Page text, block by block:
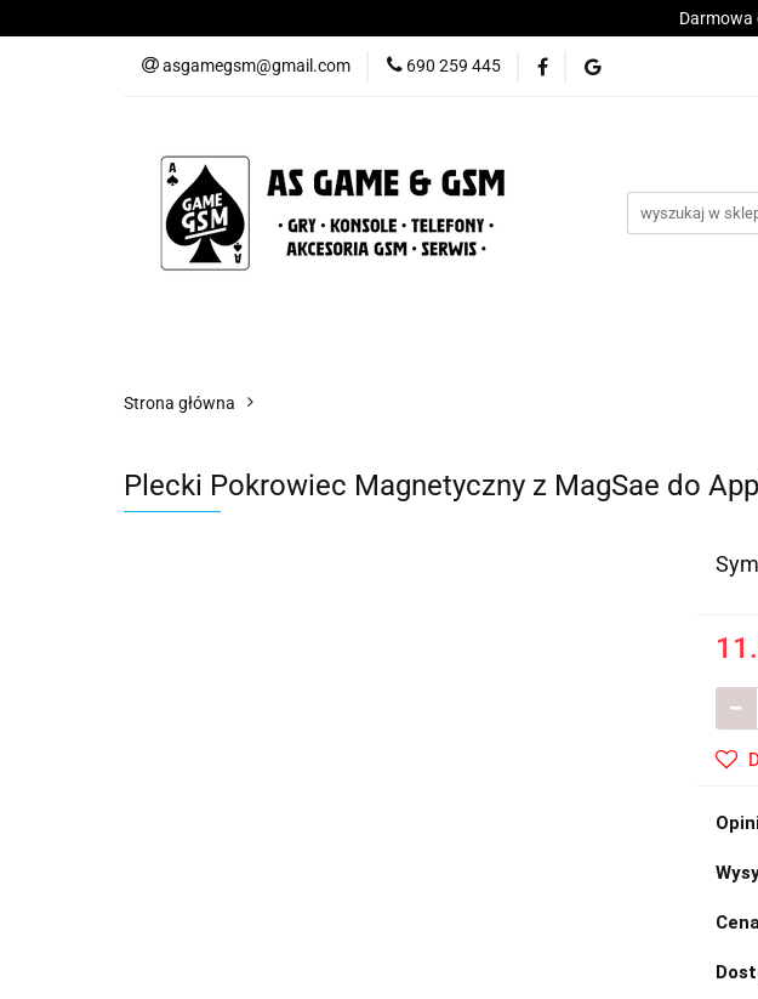
Darmowa
asgamegsm@gmail.com 690 259 445
Nowości Gry Konsole
Strona główna
Plecki Pokrowiec Magnetyczny z MagSae do